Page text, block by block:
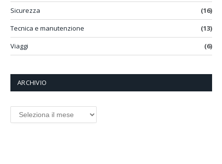
Sicurezza
(16)
Tecnica e manutenzione
(13)
Viaggi
(6)
ARCHIVIO
ARCHIVIO